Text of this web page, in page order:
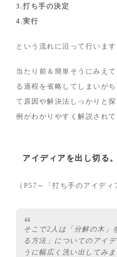
3.打ち手の決定
4.実行
という流れに沿って行います
当たり前＆簡単そうにみえ
る過程を省略してしまいが
て原因や解決法しっかりと
例がわかりやすく解説されて
アイディアを出し切る。
（P57～「打ち手のアイデ
そこで2人は「分解の木」
る方法」についてのアイ
うに幅広く洗い出してみま